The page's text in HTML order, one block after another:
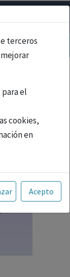
terceros
el
cookies,
en
está
y, por
legalmente
de los
Acepto